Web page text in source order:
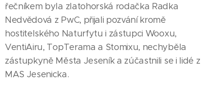
řečníkem byla zlatohorská rodačka Radka
Nedvědová z PwC, přijali pozvání kromě
hostitelského Naturfytu i zástupci Wooxu,
VentiAiru, TopTerama a Stomixu, nechyběla
zástupkyně Města Jeseník a zúčastnili se i lidé z
MAS Jesenicka.